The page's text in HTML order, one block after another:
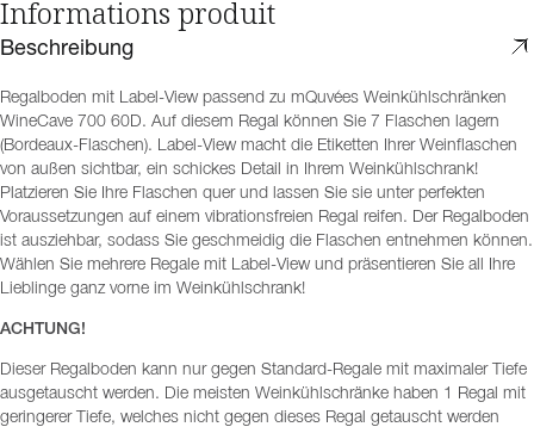
Informations produit
Beschreibung
Regalboden mit Label-View passend zu mQuvées Weinkühlschränken
WineCave 700 60D. Auf diesem Regal können Sie 7 Flaschen lagern
(Bordeaux-Flaschen). Label-View macht die Etiketten Ihrer Weinflaschen
von außen sichtbar, ein schickes Detail in Ihrem Weinkühlschrank!
Platzieren Sie Ihre Flaschen quer und lassen Sie sie unter perfekten
Voraussetzungen auf einem vibrationsfreien Regal reifen. Der Regalboden
ist ausziehbar, sodass Sie geschmeidig die Flaschen entnehmen können.
Wählen Sie mehrere Regale mit Label-View und präsentieren Sie all Ihre
Lieblinge ganz vorne im Weinkühlschrank!
ACHTUNG!
Dieser Regalboden kann nur gegen Standard-Regale mit maximaler Tiefe
ausgetauscht werden. Die meisten Weinkühlschränke haben 1 Regal mit
geringerer Tiefe, welches nicht gegen dieses Regal getauscht werden